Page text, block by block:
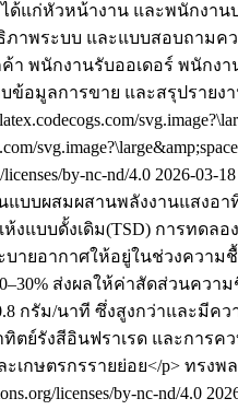
ด้แก่หัวหน้างาน และพนักงา
าพระบบ และแบบสอบถามค
พนักงานรับออเดอร์ พนักง
อมูลการขาย และสรุปราย
by-nc-nd/4.0 2026-03-18
แบบผสมผสานพลังงานแสง
แบบดั้งเดิม(TSD) การทดล
ายอากาศให้อยู่ในช่วงควา
ส่งผลให้ค่าสัดส่วนควา
กรัม/นาที ซึ่งสูงกว่าและมีค
ย์รังสีอินฟราเรด และการค
เกษตรกรรายย่อย</p> ทรงพ
licenses/by-nc-nd/4.0